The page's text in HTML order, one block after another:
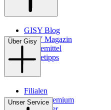
GISY Blog
GISY Magazin
Pflegemittel
Pflegetipps
Über Gisy
Filialen
WMS-Premium
Unser Service